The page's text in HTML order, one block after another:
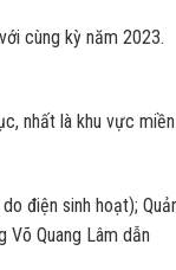
cùng kỳ năm 2023.
nhất là khu vực miền
điện sinh hoạt);
Võ Quang Lâm dẫn